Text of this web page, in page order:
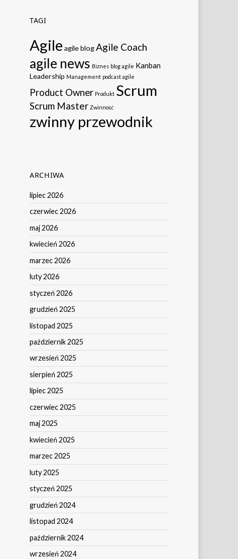
TAGI
Agile agile blogAgile Coach
agile news Biznes blog agile Kanban
Leadership Management podcast agile
Product Owner Produkt Scrum
Scrum Master Zwinność
zwinny przewodnik
ARCHIWA
lipiec 2026
czerwiec 2026
maj 2026
kwiecień 2026
marzec 2026
luty 2026
styczeń 2026
grudzień 2025
listopad 2025
październik 2025
wrzesień 2025
sierpień 2025
lipiec 2025
czerwiec 2025
maj 2025
kwiecień 2025
marzec 2025
luty 2025
styczeń 2025
grudzień 2024
listopad 2024
październik 2024
wrzesień 2024